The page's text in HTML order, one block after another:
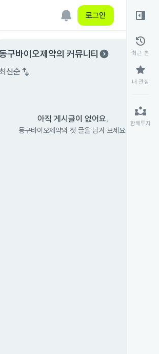
로그인
구바이오제약의 커뮤니티 expand_circle_right
신순 swap_vert
아직 게시글이 없어요.
동구바이오제약의 첫 글을 남겨 보세요.
right_panel_open
history
최근 본
star
내 관심
partner_exchange
함께투자